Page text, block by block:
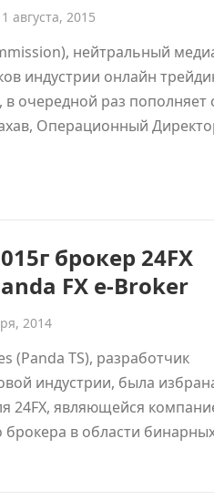
августа, 2015
нейтральный
индустрии онлайн
очередной раз пополняет
Операционный
брокер 24FX
FX e-Broker
2014
(Panda TS), разработчик
индустрии, была
24FX, являющейся
брокера в области